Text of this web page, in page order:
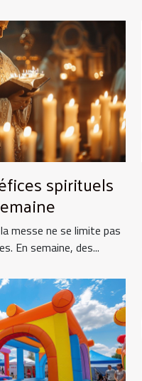
spirituels
messe ne se limite pas
En semaine, des...